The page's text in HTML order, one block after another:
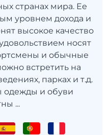
странах мира. Ее
уровнем дохода и
высокое качество
носят
и обычные
встретить на
парках и т.д.
одежды и обуви
...